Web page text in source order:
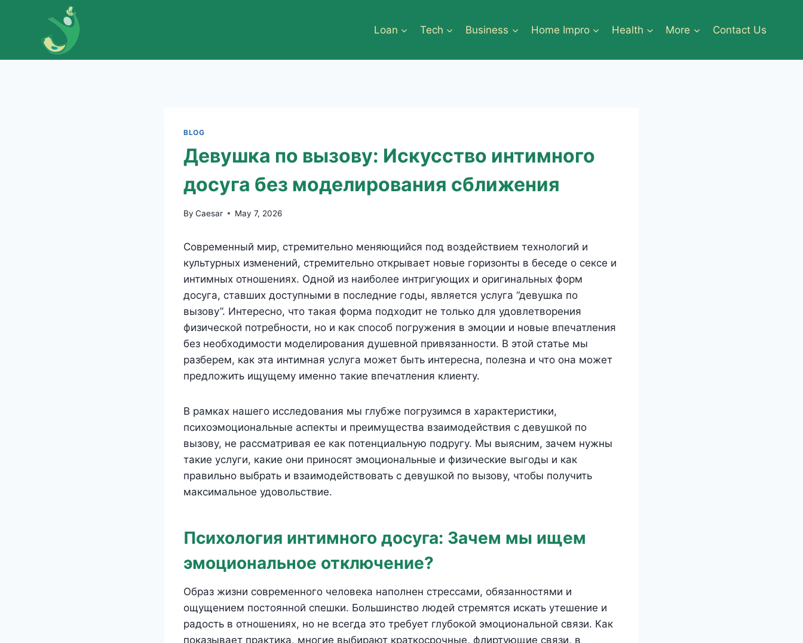
Loan Tech Business Home Impro Health More Contact Us
BLOG
Девушка по вызову: Искусство интимного
досуга без моделирования сближения
By Caesar May 7, 2026
Современный мир, стремительно меняющийся под воздействием технологий и
культурных изменений, стремительно открывает новые горизонты в беседе о сексе и
интимных отношениях. Одной из наиболее интригующих и оригинальных форм
досуга, ставших доступными в последние годы, является услуга “девушка по
вызову”. Интересно, что такая форма подходит не только для удовлетворения
физической потребности, но и как способ погружения в эмоции и новые впечатления
без необходимости моделирования душевной привязанности. В этой статье мы
разберем, как эта интимная услуга может быть интересна, полезна и что она может
предложить ищущему именно такие впечатления клиенту.
В рамках нашего исследования мы глубже погрузимся в характеристики,
психоэмоциональные аспекты и преимущества взаимодействия с девушкой по
вызову, не рассматривая ее как потенциальную подругу. Мы выясним, зачем нужны
такие услуги, какие они приносят эмоциональные и физические выгоды и как
правильно выбрать и взаимодействовать с девушкой по вызову, чтобы получить
максимальное удовольствие.
Психология интимного досуга: Зачем мы ищем
эмоциональное отключение?
Образ жизни современного человека наполнен стрессами, обязанностями и
ощущением постоянной спешки. Большинство людей стремятся искать утешение и
радость в отношениях, но не всегда это требует глубокой эмоциональной связи. Как
показывает практика, многие выбирают краткосрочные, флиртующие связи, в